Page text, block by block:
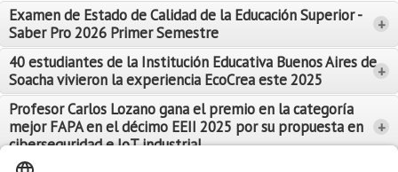
Leer Más
Leer Más
Leer Más
Examen de Estado de Calidad de la Educación Superior -
Saber Pro 2026 Primer Semestre
+
40 estudiantes de la Institución Educativa Buenos Aires de
Soacha vivieron la experiencia EcoCrea este 2025
+
Profesor Carlos Lozano gana el premio en la categoría
mejor FAPA en el décimo EEII 2025 por su propuesta en
ciberseguridad e IoT industrial
+